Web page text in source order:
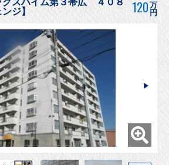
ジ】
120 万
円